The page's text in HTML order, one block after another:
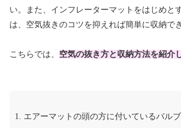
い。また、インフレーターマットをはじめと
は、空気抜きのコツを抑えれば簡単に収納で
こちらでは、 空気の抜き方と収納方法を紹介
エアーマットの頭の方に付いているバルブ